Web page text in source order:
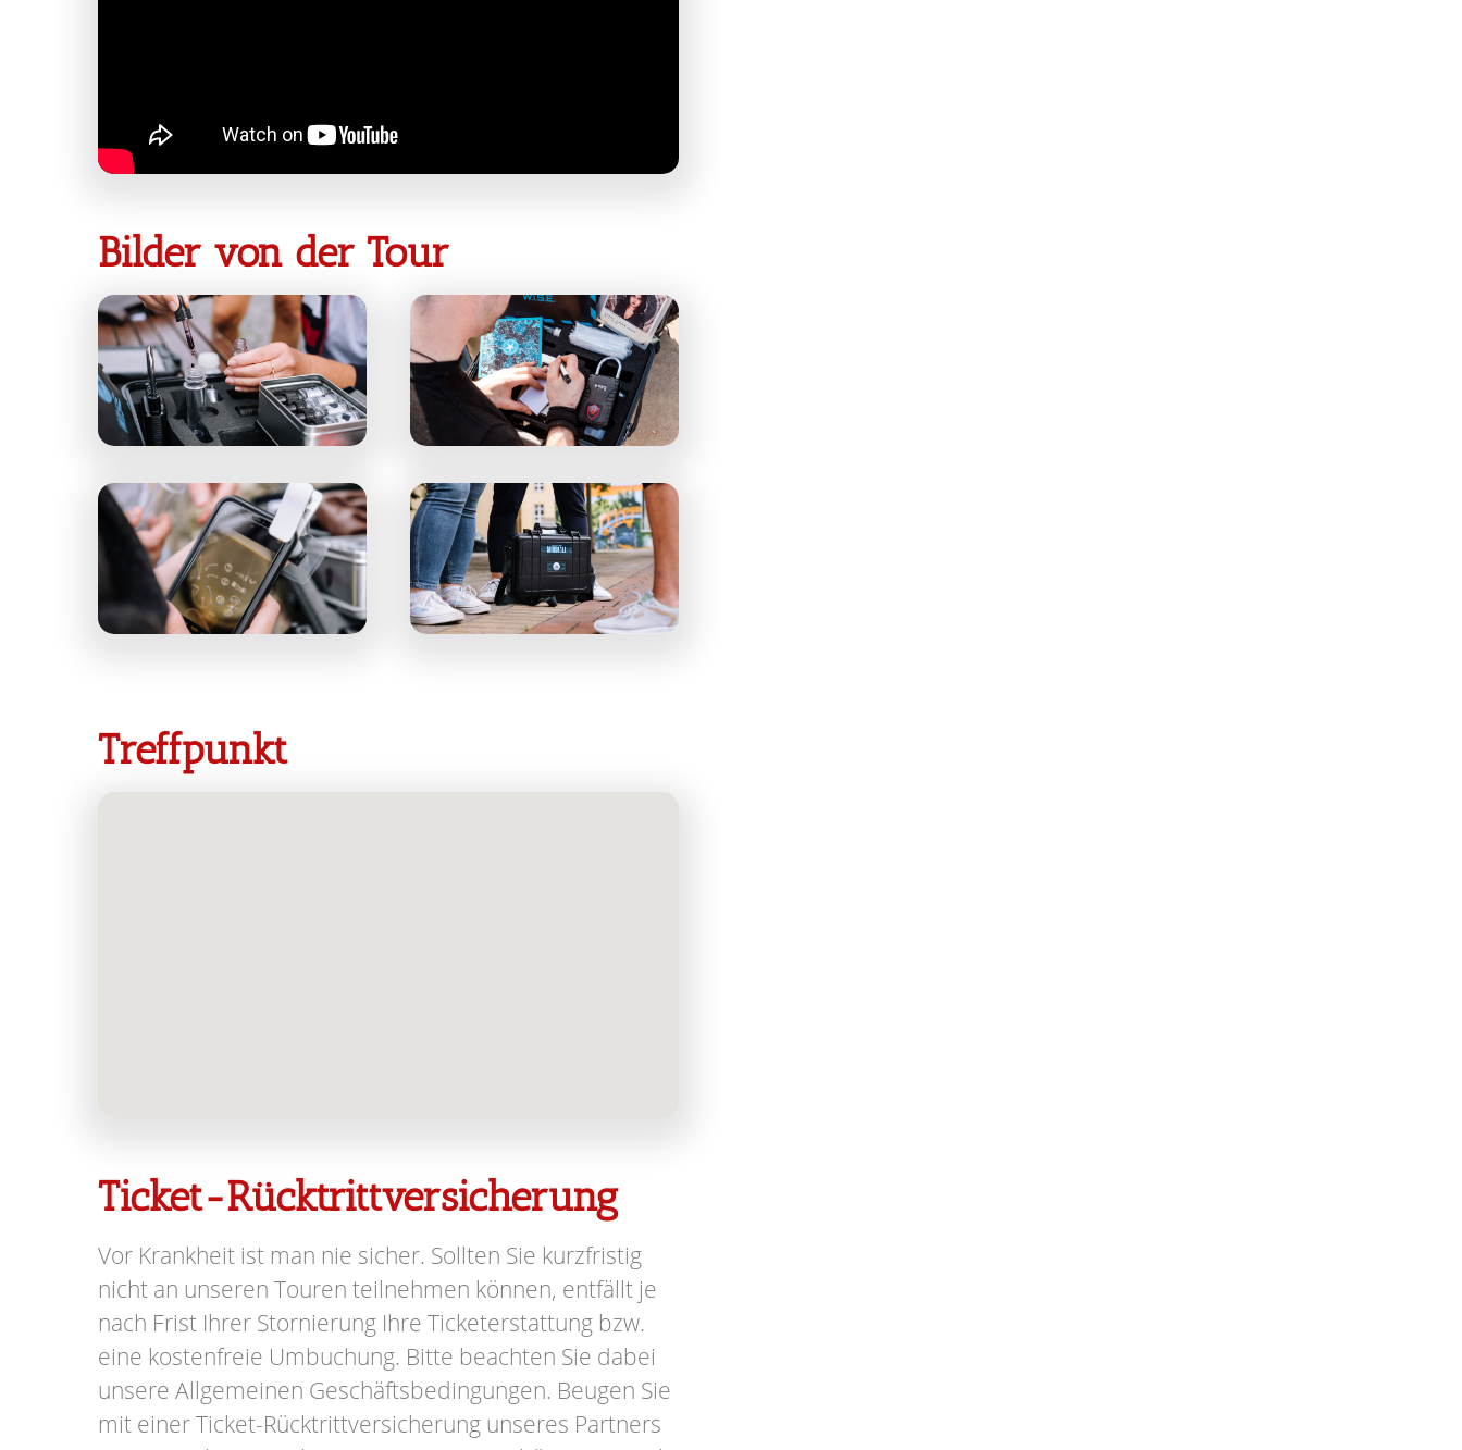
Bilder von der Tour
Treffpunkt
Ticket-Rücktrittversicherung
Vor Krankheit ist man nie sicher. Sollten Sie kurzfristig
nicht an unseren Touren teilnehmen können, entfällt je
nach Frist Ihrer Stornierung Ihre Ticketerstattung bzw.
eine kostenfreie Umbuchung. Bitte beachten Sie dabei
unsere Allgemeinen Geschäftsbedingungen. Beugen Sie
mit einer Ticket-Rücktrittversicherung unseres Partners